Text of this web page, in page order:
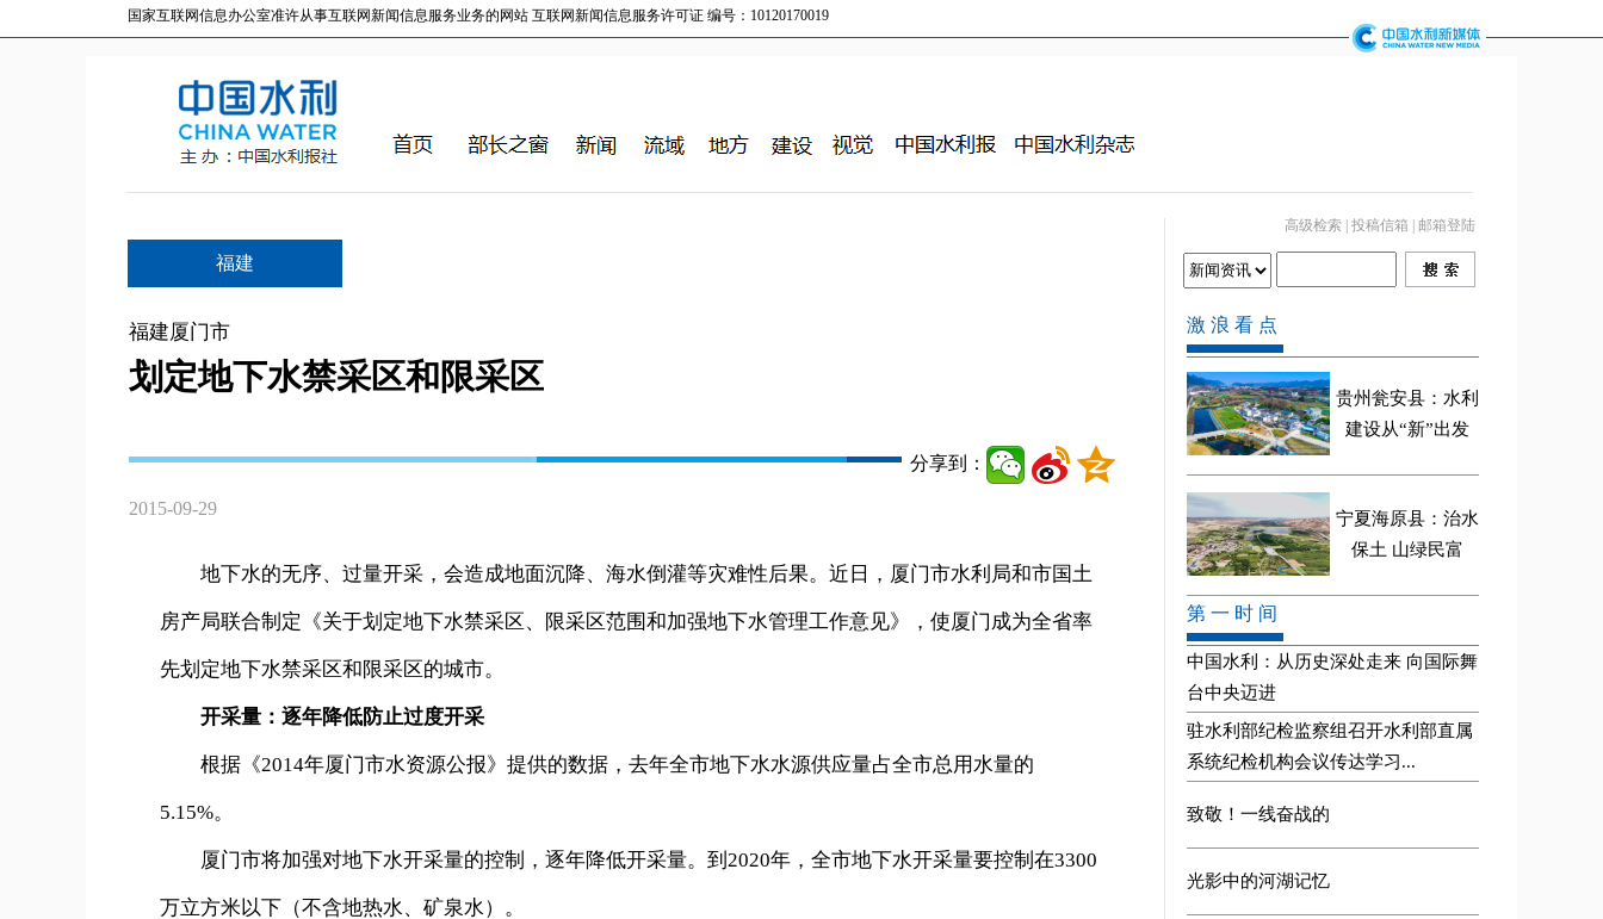
国家互联网信息办公室准许从事互联网新闻信息服务业务的网站 互联网新闻信息服务许可证 编号：10120170019
福建
高级检索 投稿信箱 邮箱登陆
福建厦门市
划定地下水禁采区和限采区
分享到：
2015-09-29
地下水的无序、过量开采，会造成地面沉降、海水倒灌等灾难性后果。近日，厦门市水利局和市国土
房产局联合制定《关于划定地下水禁采区、限采区范围和加强地下水管理工作意见》，使厦门成为全省率
先划定地下水禁采区和限采区的城市。
开采量：逐年降低防止过度开采
根据《2014年厦门市水资源公报》提供的数据，去年全市地下水水源供应量占全市总用水量的
5.15%。
厦门市将加强对地下水开采量的控制，逐年降低开采量。到2020年，全市地下水开采量要控制在3300
万立方米以下（不含地热水、矿泉水）。